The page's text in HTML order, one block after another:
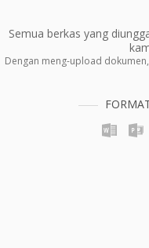
Semua berkas yang
Dengan meng-upload